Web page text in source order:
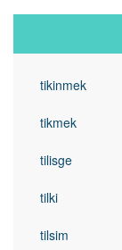
tikinmek
tikmek
tilisge
tilki
tilsim